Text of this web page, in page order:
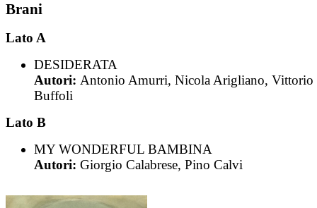
Brani
Lato A
DESIDERATA
Autori: Antonio Amurri, Nicola Arigliano, Vittorio
Buffoli
Lato B
MY WONDERFUL BAMBINA
Autori: Giorgio Calabrese, Pino Calvi